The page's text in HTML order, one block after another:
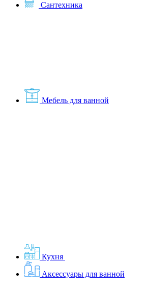
Сантехника
Мебель для ванной
Кухня
Аксессуары для ванной